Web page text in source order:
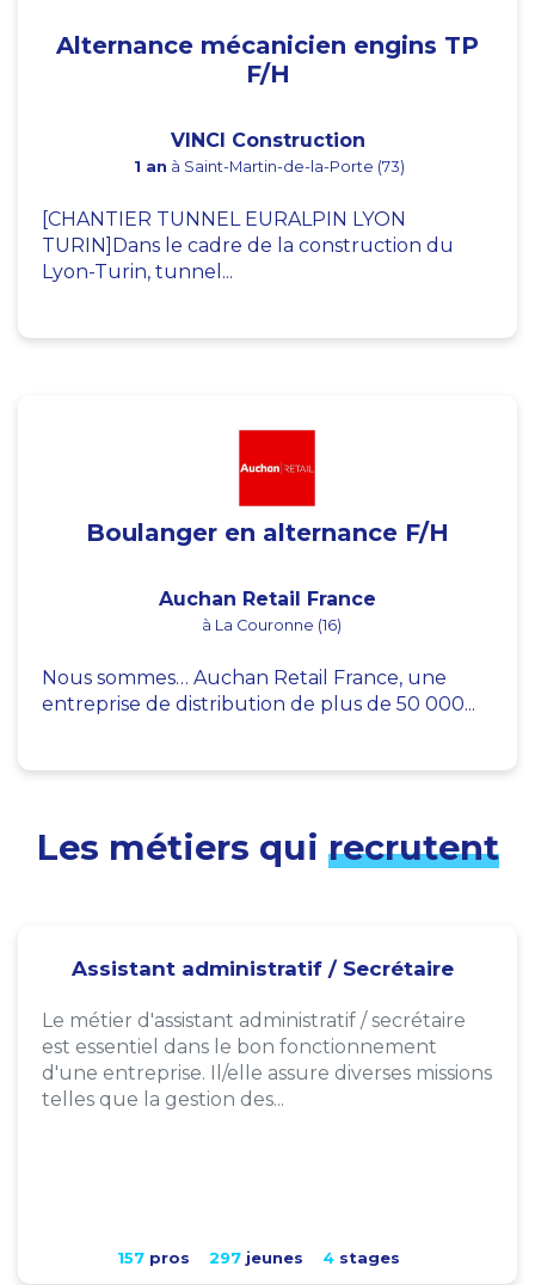
Alternance mécanicien engins TP
F/H
VINCI Construction
1 an à Saint-Martin-de-la-Porte (73)
[CHANTIER TUNNEL EURALPIN LYON
TURIN]Dans le cadre de la construction du
Lyon-Turin, tunnel...
Boulanger en alternance F/H
Auchan Retail France
à La Couronne (16)
Nous sommes… Auchan Retail France, une
entreprise de distribution de plus de 50 000...
Les métiers qui recrutent
Assistant administratif / Secrétaire
Le métier d'assistant administratif / secrétaire
est essentiel dans le bon fonctionnement
d'une entreprise. Il/elle assure diverses missions
telles que la gestion des...
157pros 297jeunes 4stages